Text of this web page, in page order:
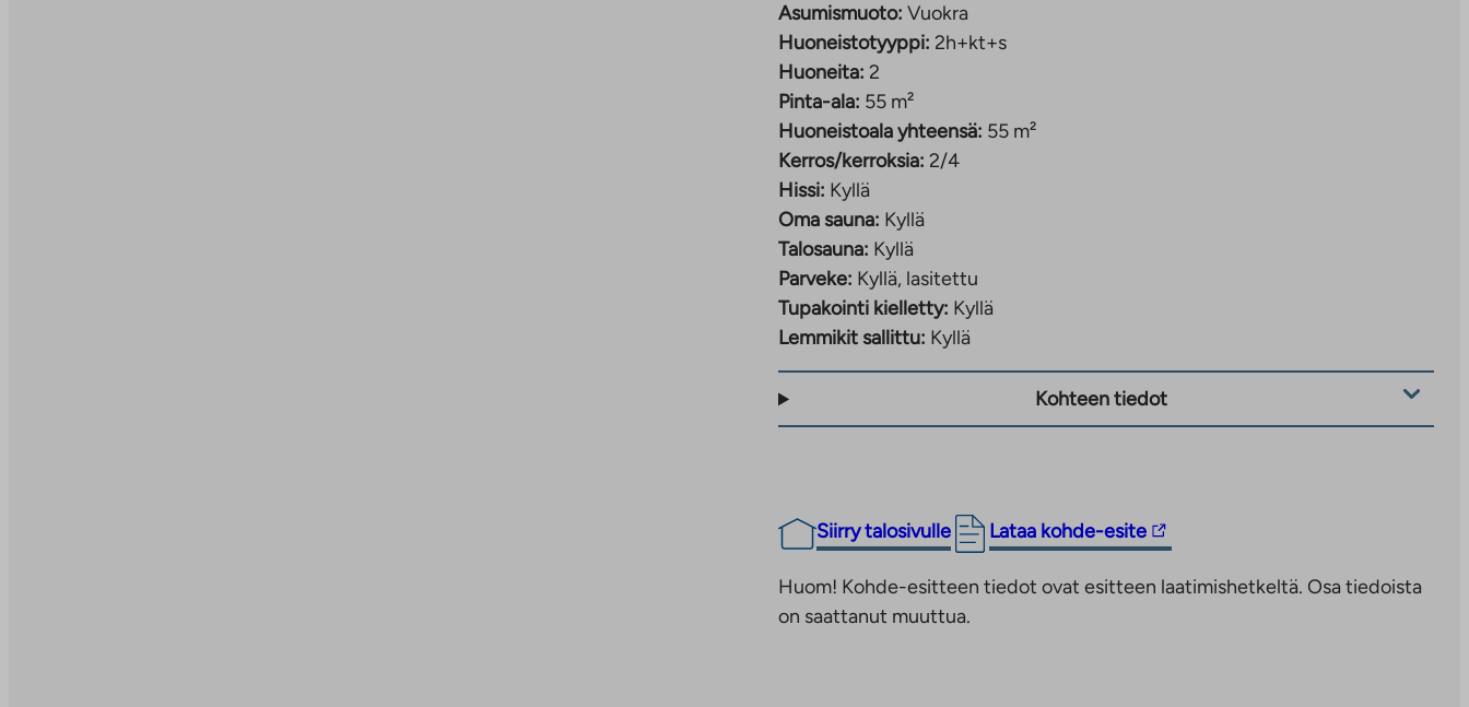
Asumismuoto: Vuokra
Huoneistotyyppi: 2h+kt+s
Huoneita: 2
Pinta-ala: 55 m²
Huoneistoala yhteensä: 55 m²
Kerros/kerroksia: 2/4
Hissi: Kyllä
Oma sauna: Kyllä
Talosauna: Kyllä
Parveke: Kyllä, lasitettu
Tupakointi kielletty: Kyllä
Lemmikit sallittu: Kyllä
Kohteen tiedot
Siirry talosivulle Lataa kohde-esite
Linkki
ulkopuoliseen
Huom! Kohde-esitteen tiedot ovat esitteen laatimishetkeltä. Osa tiedoista
on saattanut muuttua.